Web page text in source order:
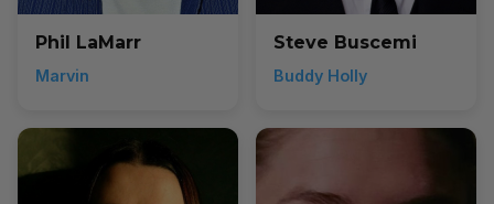
Phil LaMarr
Marvin
Steve Buscemi
Buddy Holly